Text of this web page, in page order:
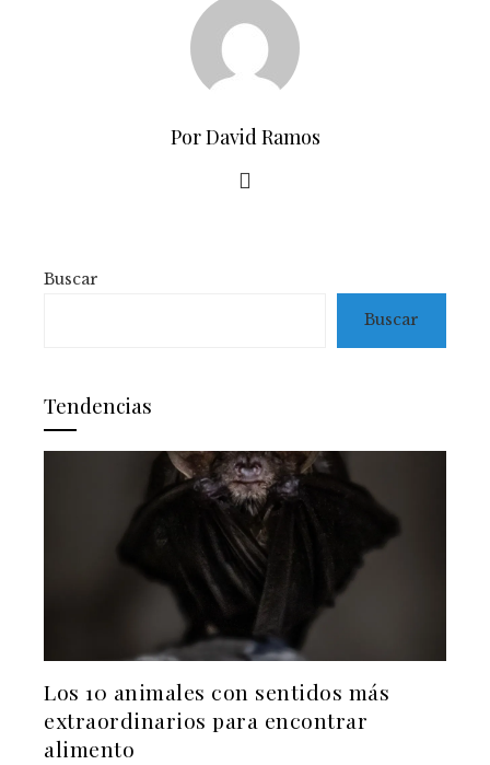
Por David Ramos
Buscar
Buscar
Tendencias
Los 10 animales con sentidos más
extraordinarios para encontrar
alimento